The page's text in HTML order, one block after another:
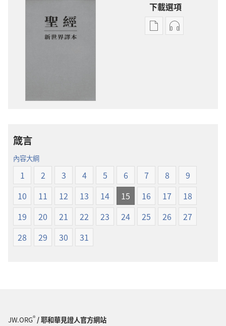
下載選項
電
新
界
錄
譯
箴言
內容大綱
1 2 3 4 5 6 7 8
9
10
11 12 13 14 15 16 17
18
19
20 21 22 23 24 25 26
27
28
29 30 31
JW.ORG®/ 耶和華見證人官方網站